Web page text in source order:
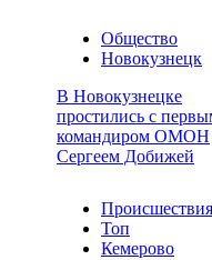
Общество
Новокузнецк
В Новокузнецке
простились с
командиром ОМОН
Сергеем Добижей
Происшествия
Топ
Кемерово